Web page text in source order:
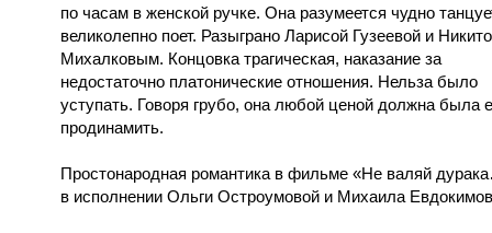
по часам в женской ручке. Она разумеется чудно
великолепно поет. Разыграно Ларисой Гузеевой и
Михалковым. Концовка трагическая, наказание за
недостаточно платонические отношения. Нельза было
уступать. Говоря грубо, она любой ценой должна была
продинамить.
Простонародная романтика в фильме «Не валяй
в исполнении Ольги Остроумовой и Михаила